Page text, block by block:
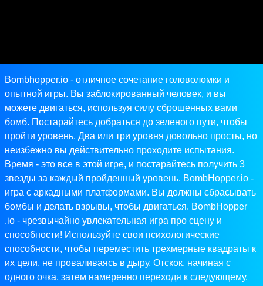
Bombhopper.io - отличное сочетание головоломки и
опытной игры. Вы заблокированный человек, и вы
можете двигаться, используя силу сброшенных вами
бомб. Постарайтесь добраться до зеленого пути, чтобы
пройти уровень. Два или три уровня довольно просты, но
неизбежно вы действительно проходите испытания.
Время - это все в этой игре, и постарайтесь получить 3
звезды за каждый пройденный уровень. BombHopper.io -
игра с аркадными платформами. Вы должны сбрасывать
бомбы и делать взрывы, чтобы двигаться. BombHopper
.io - чрезвычайно увлекательная игра про сцену и
способности! Используйте свои психологические
способности, чтобы переместить трехмерные квадраты к
их цели, не проваливаясь в дыру. Отскок, начиная с
одного очка, затем намеренно переходя к следующему,